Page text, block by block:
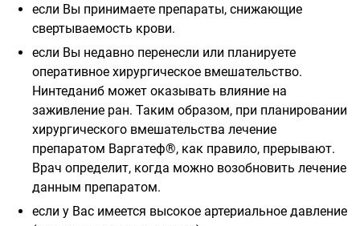
если Вы принимаете препараты, снижающие
свертываемость крови.
если Вы недавно перенесли или планируете
оперативное хирургическое вмешательство.
Нинтеданиб может оказывать влияние на
заживление ран. Таким образом, при планировании
хирургического вмешательства лечение
препаратом Варгатеф®, как правило, прерывают.
Врач определит, когда можно возобновить лечение
данным препаратом.
если у Вас имеется высокое артериальное давление